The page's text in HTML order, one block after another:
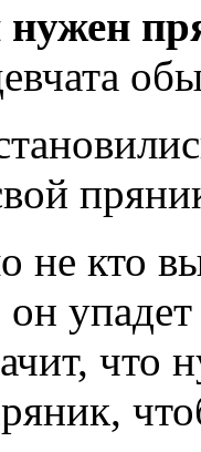
нужен
не кто
что